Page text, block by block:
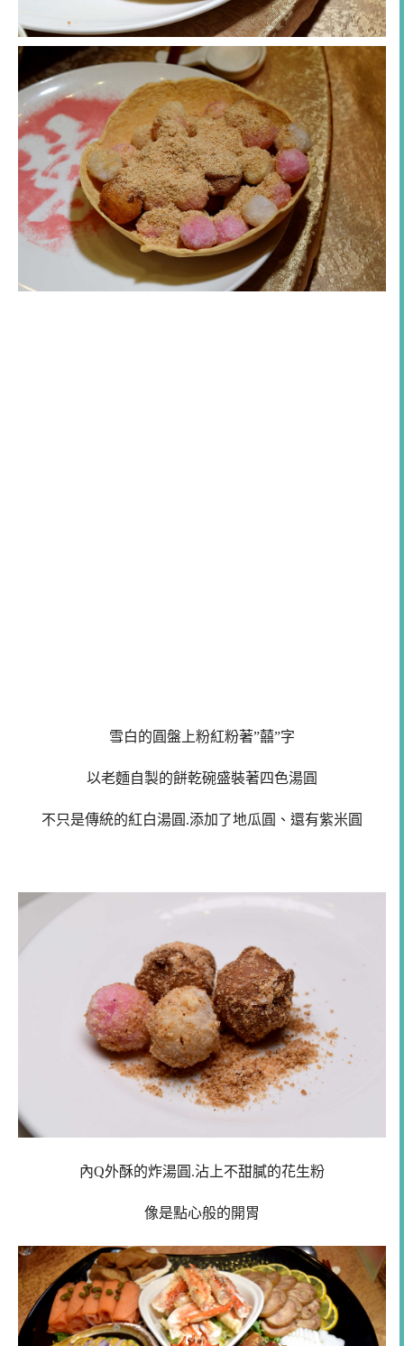
雪白的圓盤上粉紅粉著”囍”字
以老麵自製的餅乾碗盛裝著四色湯圓
不只是傳統的紅白湯圓.添加了地瓜圓、還有紫米圓
內Q外酥的炸湯圓.沾上不甜膩的花生粉
像是點心般的開胃